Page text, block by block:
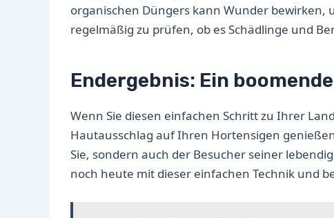
organischen Düngers kann Wunder bewirken,
regelmäßig zu prüfen, ob es Schädlinge und
Endergebnis: Ein
Wenn Sie diesen einfachen Schritt zu Ihrer
Hautausschlag auf Ihren Hortensigen
Sie, sondern auch der Besucher seiner
noch heute mit dieser einfachen Technik und